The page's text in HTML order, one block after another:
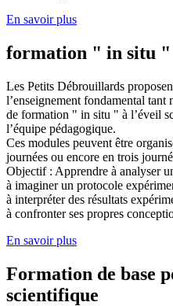
En savoir plus
formation " in situ "
Les Petits Débrouillards
l’enseignement fondamental tant
de formation " in situ " à l’éveil
l’équipe pédagogique.
Ces modules peuvent être
journées ou encore en trois
Objectif : Apprendre à analyser
à imaginer un protocole
à interpréter des résultats
à confronter ses propres
En savoir plus
Formation de base
scientifique